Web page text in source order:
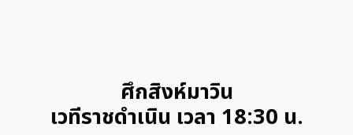
ศึกสิงห์มาวิน
เวทีราชดำเนิน เวลา 18:30 น.